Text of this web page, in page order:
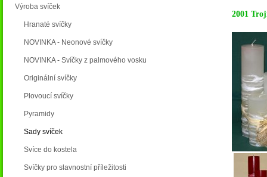
Výroba svíček
Hranaté svíčky
NOVINKA - Neonové svíčky
NOVINKA - Svíčky z palmového vosku
Originální svíčky
Plovoucí svíčky
Pyramidy
Sady svíček
Svíce do kostela
Svíčky pro slavnostní příležitosti
2001